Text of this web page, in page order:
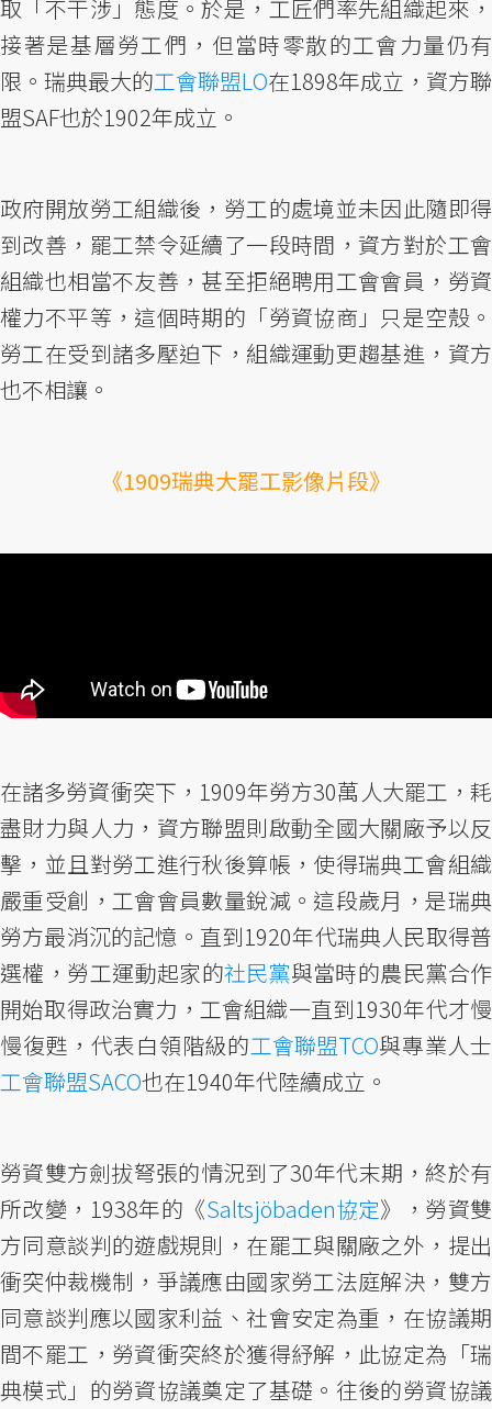
取「不干涉」態度。於是，工匠們率先組織起來，
接著是基層勞工們，但當時零散的工會力量仍有
限。瑞典最大的工會聯盟LO在1898年成立，資方聯
盟SAF也於1902年成立。
政府開放勞工組織後，勞工的處境並未因此隨即得
到改善，罷工禁令延續了一段時間，資方對於工會
組織也相當不友善，甚至拒絕聘用工會會員，勞資
權力不平等，這個時期的「勞資協商」只是空殼。
勞工在受到諸多壓迫下，組織運動更趨基進，資方
也不相讓。
《1909瑞典大罷工影像片段》
在諸多勞資衝突下，1909年勞方30萬人大罷工，耗
盡財力與人力，資方聯盟則啟動全國大關廠予以反
擊，並且對勞工進行秋後算帳，使得瑞典工會組織
嚴重受創，工會會員數量銳減。這段歲月，是瑞典
勞方最消沉的記憶。直到1920年代瑞典人民取得普
選權，勞工運動起家的社民黨與當時的農民黨合作
開始取得政治實力，工會組織一直到1930年代才慢
慢復甦，代表白領階級的工會聯盟TCO與專業人士
工會聯盟SACO也在1940年代陸續成立。
勞資雙方劍拔弩張的情況到了30年代末期，終於有
所改變，1938年的《Saltsjöbaden協定》，勞資雙
方同意談判的遊戲規則，在罷工與關廠之外，提出
衝突仲裁機制，爭議應由國家勞工法庭解決，雙方
同意談判應以國家利益、社會安定為重，在協議期
間不罷工，勞資衝突終於獲得紓解，此協定為「瑞
典模式」的勞資協議奠定了基礎。往後的勞資協議